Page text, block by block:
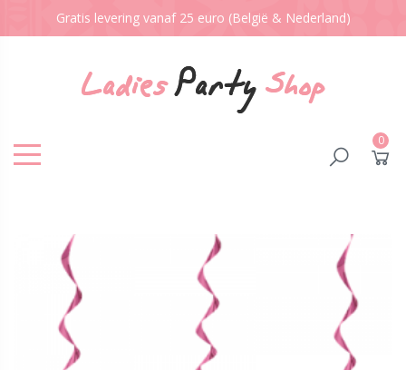
Gratis levering vanaf 25 euro (België & Nederland)
0